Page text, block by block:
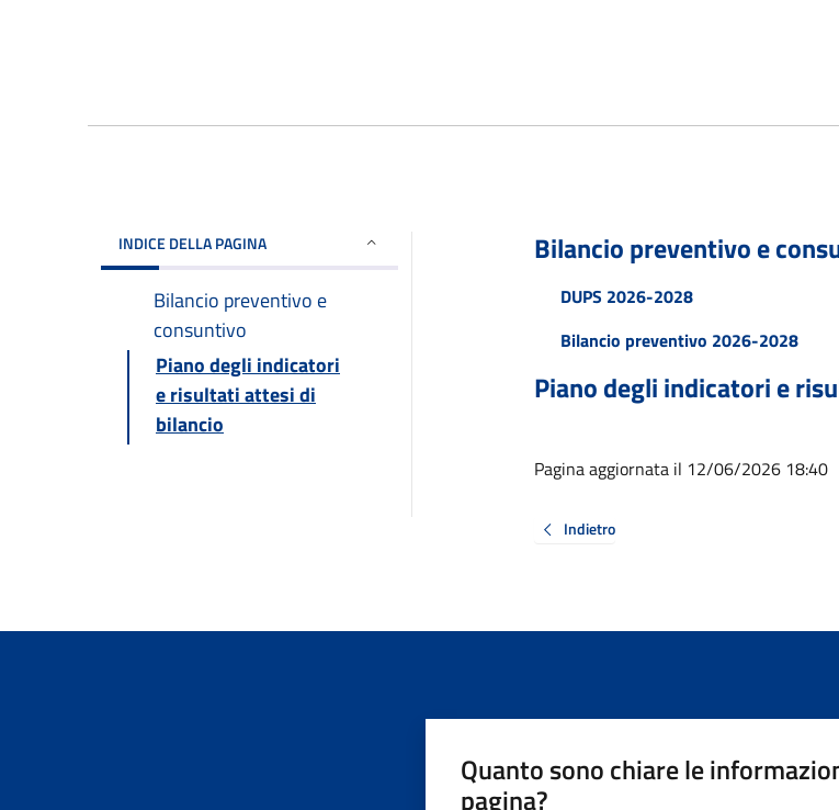
INDICE DELLA PAGINA
Bilancio preventivo e
consuntivo
Piano degli indicatori
e risultati attesi di
bilancio
Bilancio preventivo e
DUPS 2026-2028
Bilancio preventivo 2026-2028
Piano degli indicatori e
Pagina aggiornata il 12/06/2026 18:40
Indietro
Quanto sono chiare le
pagina?